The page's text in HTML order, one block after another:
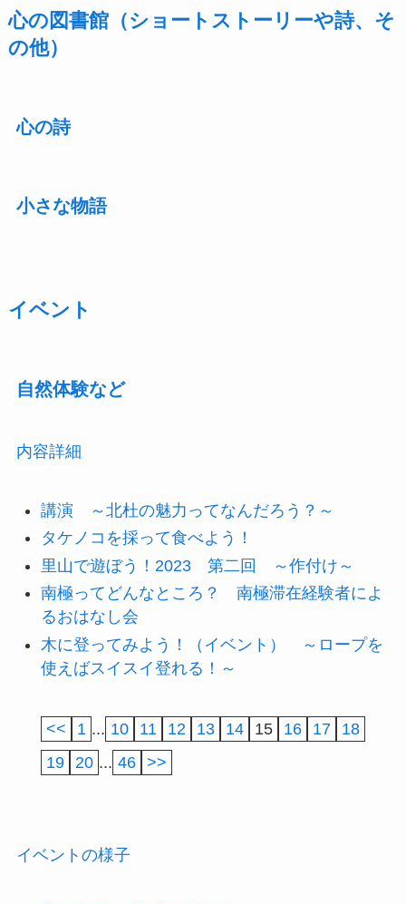
心の図書館（ショートストーリーや詩、そ
の他）
心の詩
小さな物語
イベント
自然体験など
内容詳細
講演 ～北杜の魅力ってなんだろう？～
タケノコを採って食べよう！
里山で遊ぼう！2023 第二回 ～作付け～
南極ってどんなところ？ 南極滞在経験者によ
るおはなし会
木に登ってみよう！（イベント） ～ロープを
使えばスイスイ登れる！～
<< 1 ... 10 11 12 13 14 15 16 17
18
19
20 ... 46 >>
イベントの様子